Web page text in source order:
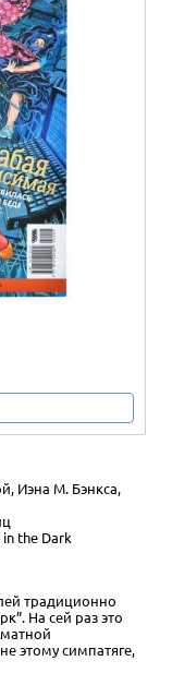
Иэна М. Бэнкса,
the Dark
традиционно
На сей раз это
этому симпатяге,